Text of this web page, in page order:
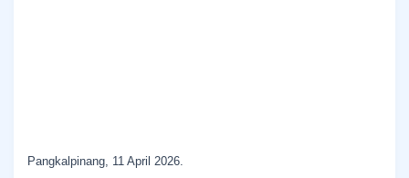
Pangkalpinang, 11 April 2026.